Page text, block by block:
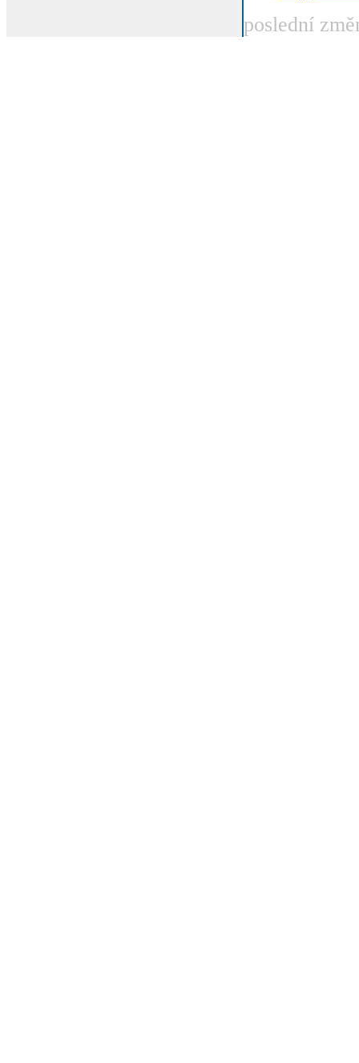
poslední